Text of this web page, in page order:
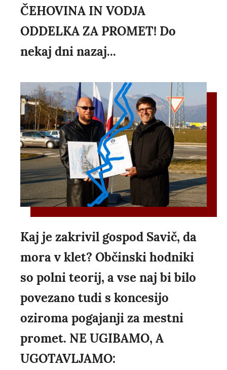
ČEHOVINA IN VODJA
ODDELKA ZA PROMET! Do
nekaj dni nazaj...
Kaj je zakrivil gospod Savič, da
mora v klet? Občinski hodniki
so polni teorij, a vse naj bi bilo
povezano tudi s koncesijo
oziroma pogajanji za mestni
promet. NE UGIBAMO, A
UGOTAVLJAMO: